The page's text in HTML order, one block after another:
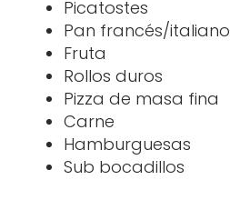
Picatostes
Pan francés/italiano
Fruta
Rollos duros
Pizza de masa fina
Carne
Hamburguesas
Sub bocadillos